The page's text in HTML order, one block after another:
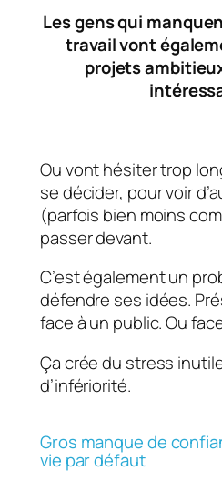
Les gens qui
travail vont
projets
Ou vont hésiter trop
se décider, pour voir
(parfois bien moins
passer devant.
C’est également un
défendre ses idées.
face à un public. Ou
Ça crée du stress
d’infériorité.
Gros manque de
vie par défaut